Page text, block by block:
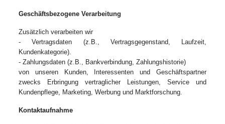
Geschäftsbezogene Verarbeitung
Zusätzlich verarbeiten wir
- Vertragsdaten (z.B., Vertragsgegenstand, Laufzeit,
Kundenkategorie).
- Zahlungsdaten (z.B., Bankverbindung, Zahlungshistorie)
von unseren Kunden, Interessenten und Geschäftspartner
zwecks Erbringung vertraglicher Leistungen, Service und
Kundenpflege, Marketing, Werbung und Marktforschung.
Kontaktaufnahme